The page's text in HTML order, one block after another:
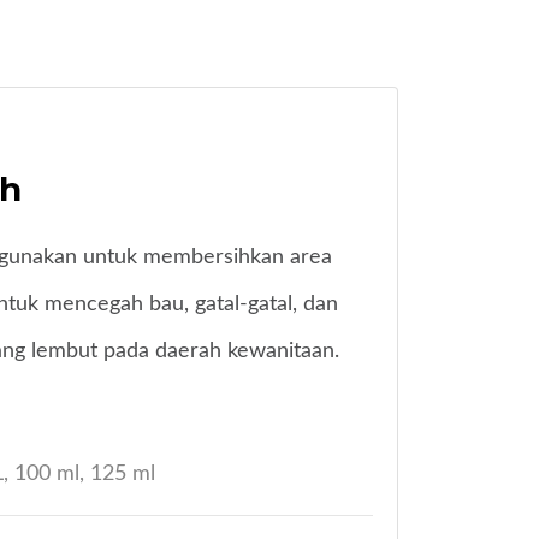
untuk membersihkan area
mencegah bau, gatal-gatal, dan
lembut pada daerah kewanitaan.
100 ml, 125 ml